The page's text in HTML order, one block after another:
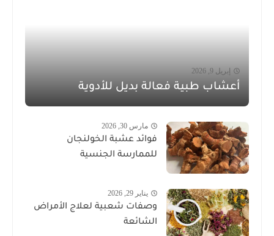
إبريل 9, 2026
أعشاب طبية فعالة بديل للأدوية
مارس 30, 2026
فوائد عشبة الخولنجان
للممارسة الجنسية
يناير 29, 2026
وصفات شعبية لعلاج الأمراض
الشائعة